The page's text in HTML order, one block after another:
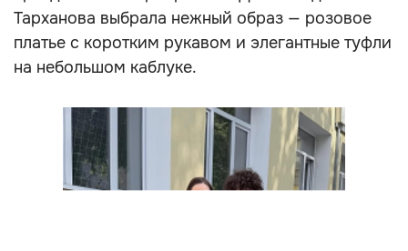
Тарханова выбрала нежный образ — розовое
платье с коротким рукавом и элегантные туфли
на небольшом каблуке.